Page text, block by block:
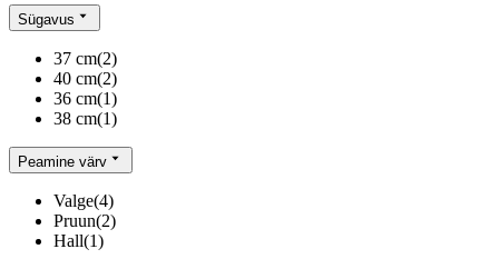
Sügavus
37 cm(2)
40 cm(2)
36 cm(1)
38 cm(1)
Peamine värv
Valge(4)
Pruun(2)
Hall(1)